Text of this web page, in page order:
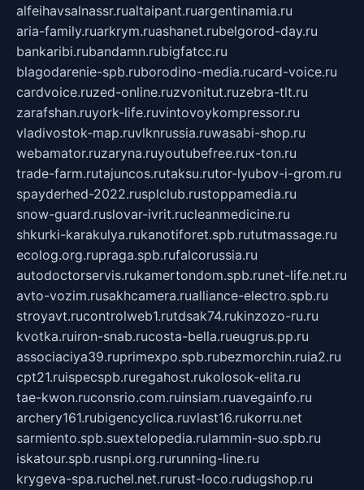
alfeihavsalnassr.rualtaipant.ruargentinamia.ru
aria-family.ruarkrym.ruashanet.rubelgorod-day.ru
bankaribi.rubandamn.rubigfatcc.ru
blagodarenie-spb.ruborodino-media.rucard-voice.ru
cardvoice.ruzed-online.ruzvonitut.ruzebra-tlt.ru
zarafshan.ruyork-life.ruvintovoykompressor.ru
vladivostok-map.ruvlknrussia.ruwasabi-shop.ru
webamator.ruzaryna.ruyoutubefree.rux-ton.ru
trade-farm.rutajuncos.rutaksu.rutor-lyubov-i-grom.ru
spayderhed-2022.rusplclub.rustoppamedia.ru
snow-guard.ruslovar-ivrit.rucleanmedicine.ru
shkurki-karakulya.rukanotiforet.spb.rututmassage.ru
ecolog.org.rupraga.spb.rufalcorussia.ru
autodoctorservis.rukamertondom.spb.runet-life.net.ru
avto-vozim.rusakhcamera.rualliance-electro.spb.ru
stroyavt.rucontrolweb1.rutdsak74.rukinzozo-ru.ru
kvotka.ruiron-snab.rucosta-bella.rueugrus.pp.ru
associaciya39.ruprimexpo.spb.rubezmorchin.ruia2.ru
cpt21.ruispecspb.ruregahost.rukolosok-elita.ru
tae-kwon.ruconsrio.com.ruinsiam.ruavegainfo.ru
archery161.rubigencyclica.ruvlast16.rukorru.net
sarmiento.spb.suextelopedia.rulammin-suo.spb.ru
iskatour.spb.rusnpi.org.rurunning-line.ru
krygeva-spa.ruchel.net.rurust-loco.rudugshop.ru